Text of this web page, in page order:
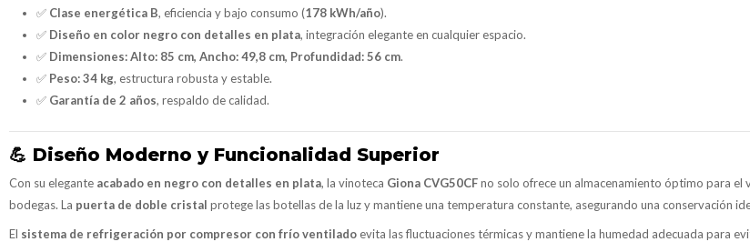
✅ Clase energética B, eficiencia y bajo consumo (178 kWh/año).
✅ Diseño en color negro con detalles en plata, integración elegante en cualquier espacio.
✅ Dimensiones:Alto: 85 cm, Ancho: 49,8 cm, Profundidad: 56 cm.
✅ Peso:34 kg, estructura robusta y estable.
✅ Garantía de 2 años, respaldo de calidad.
💪 Diseño Moderno y Funcionalidad Superior
Con su elegante acabado en negro con detalles en plata, la vinoteca Giona CVG50CFno solo ofrece un almacenamiento óptimo para el
bodegas. La puerta de doble cristal protege las botellas de la luz y mantiene una temperatura constante, asegurando una conservación
El sistema de refrigeración por compresor con frío ventilado evita las fluctuaciones térmicas y mantiene la humedad adecuada para